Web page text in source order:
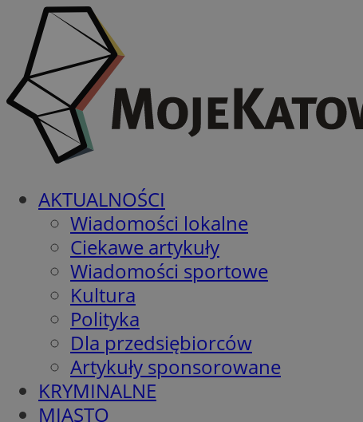
AKTUALNOŚCI
Wiadomości lokalne
Ciekawe artykuły
Wiadomości sportowe
Kultura
Polityka
Dla przedsiębiorców
Artykuły sponsorowane
KRYMINALNE
MIASTO